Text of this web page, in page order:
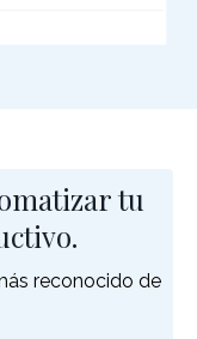
tu
reconocido de